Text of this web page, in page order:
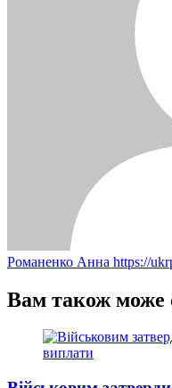
Романенко Анна https://
Вам також може